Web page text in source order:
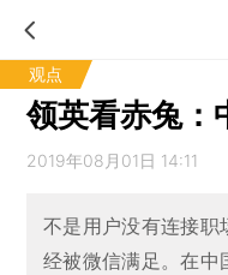
观点
领英看赤兔：
2019年08月01日 14:11
不是用户没有连接职
经被微信满足。在中